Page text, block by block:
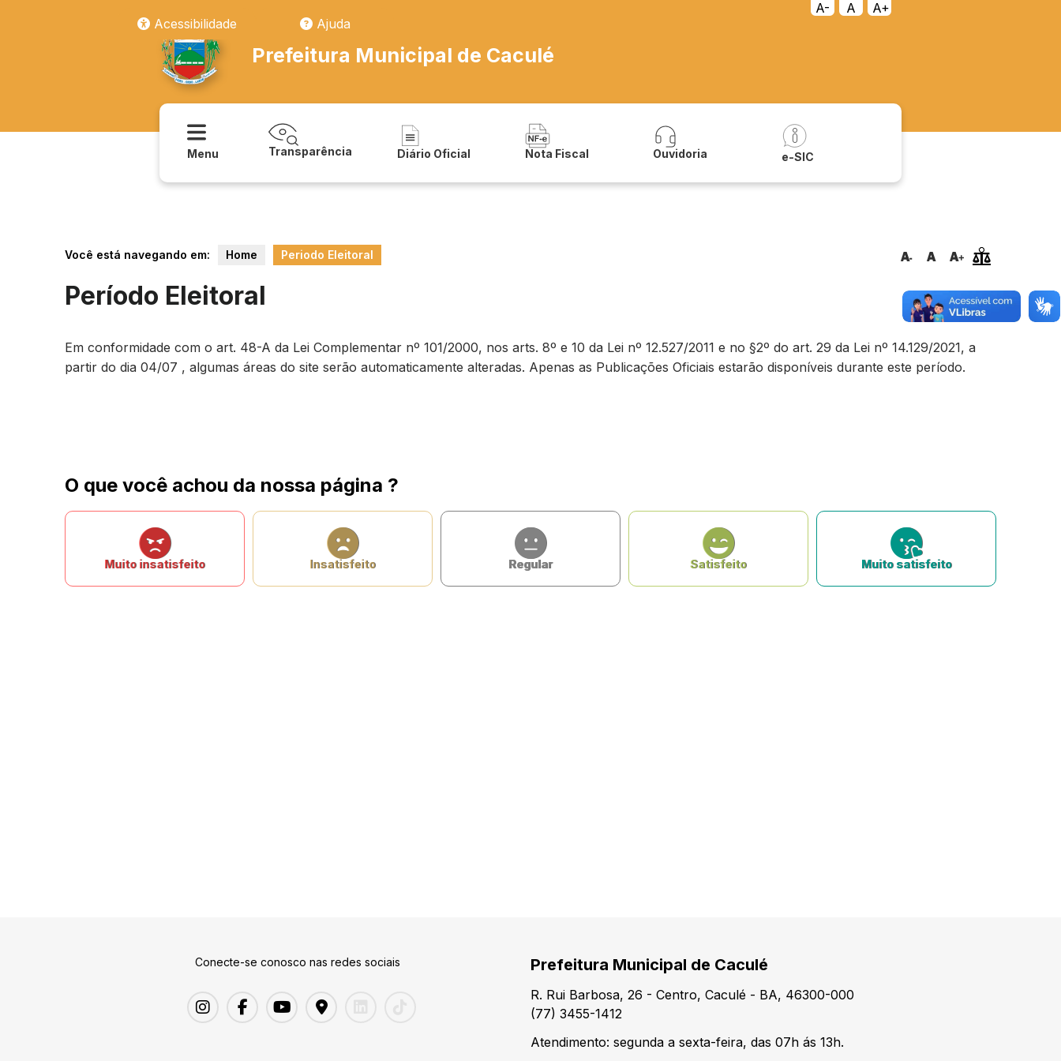
A- A
A+
Acessibilidade
Ajuda
Prefeitura Municipal de Caculé
Menu Transparência Diário Oficial Nota Fiscal Ouvidoria e-SIC
Você está navegando em: Home Periodo Eleitoral
Período Eleitoral
Em conformidade com o art. 48-A da Lei Complementar nº 101/2000, nos arts. 8º e 10 da Lei nº 12.527/2011 e no §2º do art. 29 da Lei nº 14.129/2021, a
partir do dia 04/07 , algumas áreas do site serão automaticamente alteradas. Apenas as Publicações Oficiais estarão disponíveis durante este período.
O que você achou da nossa página ?
Muito insatisfeito Insatisfeito Regular Satisfeito Muito satisfeito
Conecte-se conosco nas redes sociais Prefeitura Municipal de Caculé
R. Rui Barbosa, 26 - Centro, Caculé - BA, 46300-000
(77) 3455-1412
Atendimento: segunda a sexta-feira, das 07h ás 13h.